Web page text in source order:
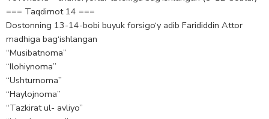
=== Taqdimot 14 ===
Dostonning 13-14-bobi buyuk forsigo‘y adib Farididdin Attor
madhiga bag‘ishlangan
“Musibatnoma”
“Ilohiynoma”
“Ushturnoma”
“Haylojnoma”
“Tazkirat ul- avliyo”